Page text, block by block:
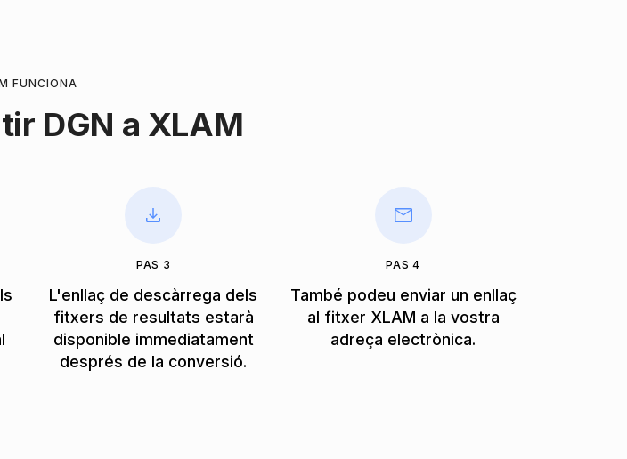
FUNCIONA
DGN a XLAM
PAS 3
L'enllaç de descàrrega dels
fitxers de resultats estarà
disponible immediatament
després de la conversió.
PAS 4
També podeu enviar un enllaç
al fitxer XLAM a la vostra
adreça electrònica.